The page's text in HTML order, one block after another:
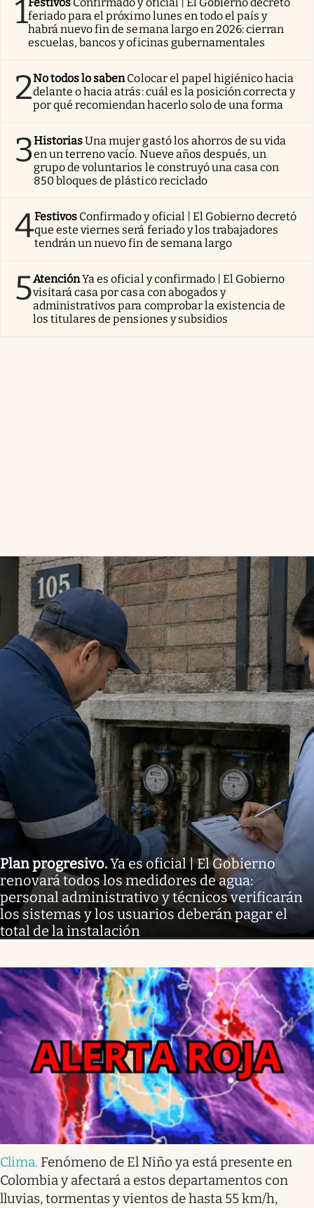
1feriado para el próximo lunes en todo el país y
habrá nuevo fin de semana largo en 2026: cierran
escuelas, bancos y oficinas gubernamentales
2No todos lo sabenColocar el papel higiénico hacia
delante o hacia atrás: cuál es la posición correcta y
por qué recomiendan hacerlo solo de una forma
3HistoriasUna mujer gastó los ahorros de su vida
en un terreno vacío. Nueve años después, un
grupo de voluntarios le construyó una casa con
850 bloques de plástico reciclado
4Festivos Confirmado y oficial | El Gobierno decretó
que este viernes será feriado y los trabajadores
tendrán un nuevo fin de semana largo
5AtenciónYa es oficial y confirmado | El Gobierno
visitará casa por casa con abogados y
administrativos para comprobar la existencia de
los titulares de pensiones y subsidios
Plan progresivo.Ya es oficial | El Gobierno
renovará todos los medidores de agua:
personal administrativo y técnicos verificarán
los sistemas y los usuarios deberán pagar el
total de la instalación
Clima. Fenómeno de El Niño ya está presente en
Colombia y afectará a estos departamentos con
lluvias, tormentas y vientos de hasta 55 km/h,